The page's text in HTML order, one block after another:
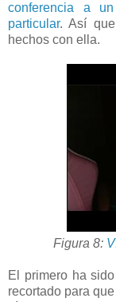
conferencia a
particular. Así
hechos con ella.
Figura 8:
El primero ha
recortado para